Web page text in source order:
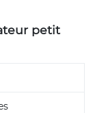
petit